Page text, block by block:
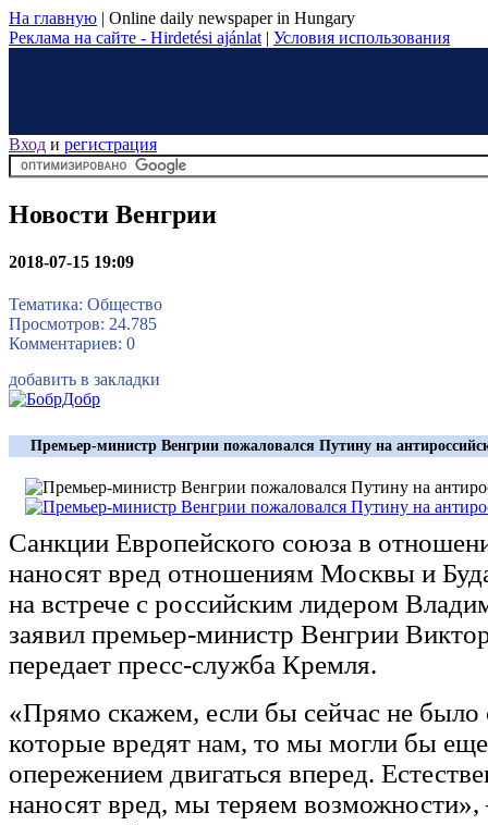
На главную | Online daily newspaper in Hungary
Реклама на сайте - Hirdetési ajánlat | Условия использования
Вход и регистрация
Новости Венгрии
2018-07-15 19:09
Тематика: Общество
Просмотров: 24.785
Комментариев: 0
добавить в закладки
Премьер-министр Венгрии пожаловался Путину на
Санкции Европейского союза в
наносят вред отношениям Москвы и
на встрече с российским лидером
заявил премьер-министр Венгрии
передает пресс-служба Кремля.
«Прямо скажем, если бы сейчас не было
которые вредят нам, то мы могли бы
опережением двигаться вперед.
наносят вред, мы теряем